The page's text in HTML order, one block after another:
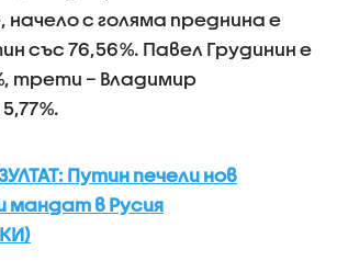
с голяма преднина е
със 76,56%. Павел Грудинин е
трети – Владимир
Путин печели нов
мандат в Русия